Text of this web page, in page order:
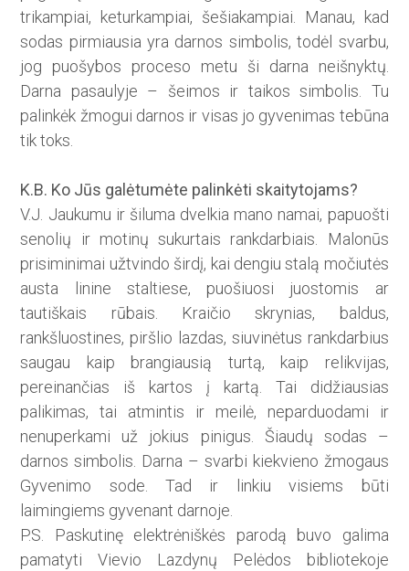
trikampiai, keturkampiai, šešiakampiai. Manau, kad
sodas pirmiausia yra darnos simbolis, todėl svarbu,
jog puošybos proceso metu ši darna neišnyktų.
Darna pasaulyje – šeimos ir taikos simbolis. Tu
palinkėk žmogui darnos ir visas jo gyvenimas tebūna
tik toks.
K.B. Ko Jūs galėtumėte palinkėti skaitytojams?
V.J. Jaukumu ir šiluma dvelkia mano namai, papuošti
senolių ir motinų sukurtais rankdarbiais. Malonūs
prisiminimai užtvindo širdį, kai dengiu stalą močiutės
austa linine staltiese, puošiuosi juostomis ar
tautiškais rūbais. Kraičio skrynias, baldus,
rankšluostines, piršlio lazdas, siuvinėtus rankdarbius
saugau kaip brangiausią turtą, kaip relikvijas,
pereinančias iš kartos į kartą. Tai didžiausias
palikimas, tai atmintis ir meilė, neparduodami ir
nenuperkami už jokius pinigus. Šiaudų sodas –
darnos simbolis. Darna – svarbi kiekvieno žmogaus
Gyvenimo sode. Tad ir linkiu visiems būti
laimingiems gyvenant darnoje.
P.S. Paskutinę elektrėniškės parodą buvo galima
pamatyti Vievio Lazdynų Pelėdos bibliotekoje